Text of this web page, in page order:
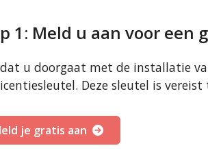
1: Meld u aan voor een
u doorgaat met de installatie
Deze sleutel is
je gratis aan